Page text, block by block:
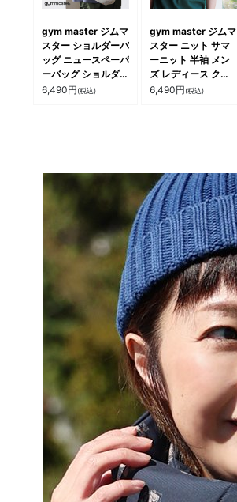
gym master ジムマ
スター ショルダーバ
ッグ ニュースペーパ
ーバッグ ショルダー
メンズ レディース
お出掛け カジュアル
パティ
6,490円(税込)
gym master ジムマ
スター ニット サマ
ーニット 半袖 メン
ズ レディース クル
ーネック レーヨン
夏 パティ
6,490円(税込)